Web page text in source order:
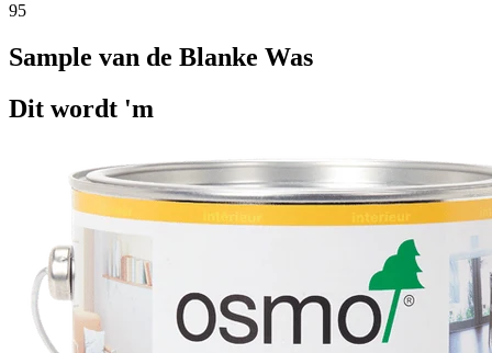
95
Sample van de Blanke Was
Dit wordt 'm